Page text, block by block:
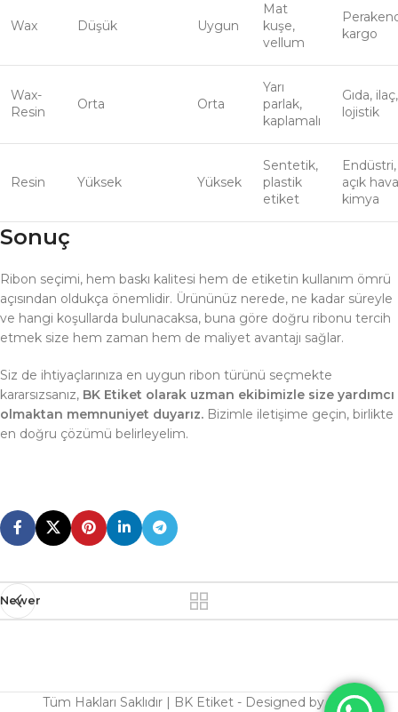
Wax Düşük Uygun
Mat
kuşe,
vellum
kargo
Wax-
Resin
Orta Orta
Yarı
parlak,
kaplamalı
Gıda, ilaç,
lojistik
Resin Yüksek Yüksek
Sentetik,
plastik
etiket
Endüstri,
açık
kimya
Sonuç
Ribon seçimi, hem baskı kalitesi hem de etiketin kullanım ömrü
açısından oldukça önemlidir. Ürününüz nerede, ne kadar süreyle
ve hangi koşullarda bulunacaksa, buna göre doğru ribonu tercih
etmek size hem zaman hem de maliyet avantajı sağlar.
Siz de ihtiyaçlarınıza en uygun ribon türünü seçmekte
kararsızsanız, BK Etiket olarak uzman ekibimizle size yardımcı
olmaktan memnuniyet duyarız. Bizimle iletişime geçin, birlikte
en doğru çözümü belirleyelim.
Newer
Tüm Hakları Saklıdır | BK Etiket - Designed byBew